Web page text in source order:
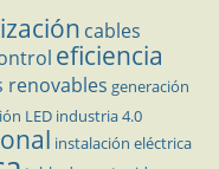
cables
eficiencia
renovables generación
LED industria 4.0
instalación eléctrica